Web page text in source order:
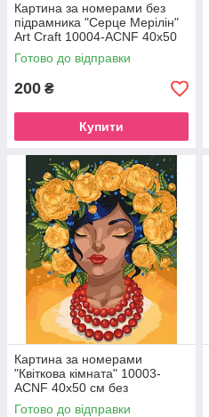
Картина за номерами без
підрамника "Серце Мерілін"
Art Craft 10004-ACNF 40х50
см
Готово до відправки
200 ₴
Купити
Картина за номерами
"Квіткова кімната" 10003-
ACNF 40х50 см без
підрамника
Готово до відправки